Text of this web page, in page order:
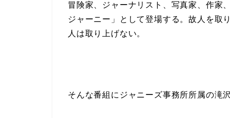
冒険家、ジャーナリスト、写真家、作家
ジャーニー」として登場する。故人を取
人は取り上げない。
そんな番組にジャニーズ事務所所属の滝